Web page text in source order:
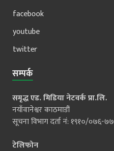
facebook
youtube
twitter
सम्पर्क
समृद्ध एड. मिडिया नेटवर्क प्रा.लि.
नयाँवानेश्वर काठमाडौं
सूचना विभाग दर्ता नं: १९१०/०७६-७७
टेलिफोन